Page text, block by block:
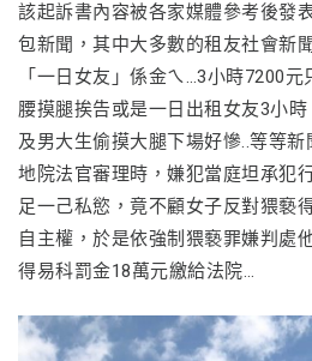
該起訴書內容被各家媒體參考後發
包新聞，其中大多數的租友社會新
「一日女友」係金ㄟ…3小時7200
腰摸腿挨告或是一日出租女友3小
及男大生偷摸大腿下場好慘..等等
地院法官審理時，嫌犯當庭坦承犯
足一己私慾，竟不顧女子反對猥褻
自主權，於是依強制猥褻罪嫌判處
得易科罰金18萬元繳給法院…